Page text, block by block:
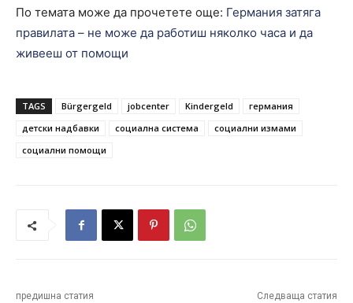
По темата може да прочетете още: Германия затяга
правилата – не може да работиш няколко часа и да
живееш от помощи
TAGS Bürgergeld jobcenter Kindergeld
германия
детски надбавки
социална система
социални измами
социални помощи
предишна статия Следваща статия